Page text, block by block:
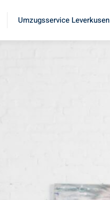
Umzugsservice Leverkusen